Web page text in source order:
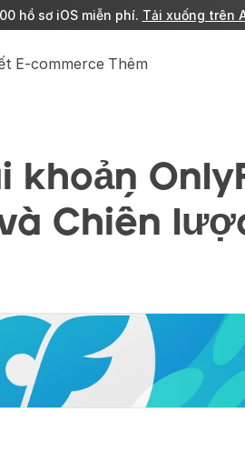
hồ sơ iOS miễn phí. Tải xuống trên
E-commerce Thêm
khoản
Chiến